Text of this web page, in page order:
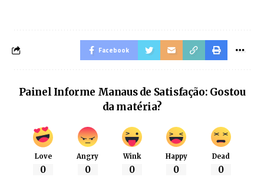
Facebook
Painel Informe Manaus de Satisfação: Gostou
da matéria?
Love
0
Angry
0
Wink
0
Happy
0
Dead
0